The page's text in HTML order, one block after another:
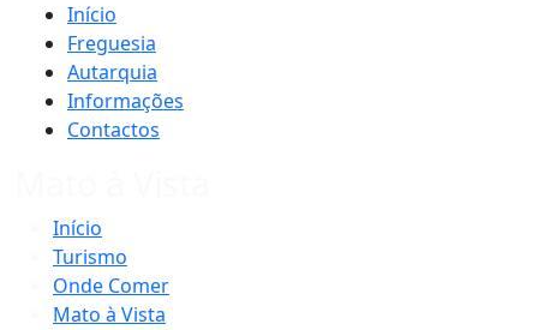
Início
Freguesia
Autarquia
Informações
Contactos
Início
Turismo
Onde Comer
Mato à Vista